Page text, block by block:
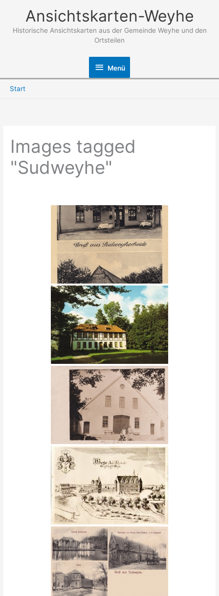
springen
Ansichtskarten-Weyhe
Historische Ansichtskarten aus der Gemeinde Weyhe und den
Ortsteilen
Menü
Menü
Start
Images tagged
"Sudweyhe"